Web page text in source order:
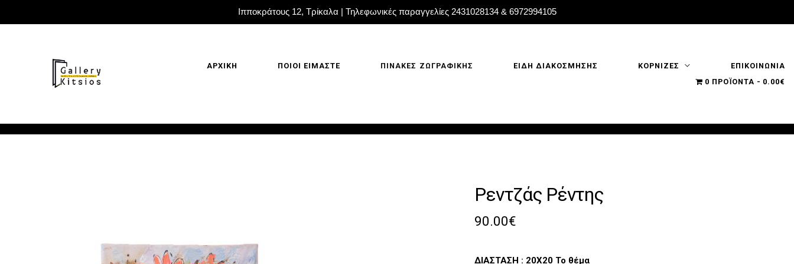
Ιπποκράτους 12, Τρίκαλα | Τηλεφωνικές παραγγελίες 2431028134 & 6972994105
ΑΡΧΙΚΗ ΠΟΙΟΙ ΕΙΜΑΣΤΕ ΠΙΝΑΚΕΣ ΖΩΓΡΑΦΙΚΗΣ ΕΙΔΗ ΔΙΑΚΟΣΜΗΣΗΣ ΚΟΡΝΙΖΕΣ
ΕΠΙΚΟΙΝΩΝΙΑ
0 ΠΡΟΪΌΝΤΑ
0.00€
Ρεντζάς Ρέντης
90.00€
ΔΙΑΣΤΑΣΗ : 20X20 Το θέμα